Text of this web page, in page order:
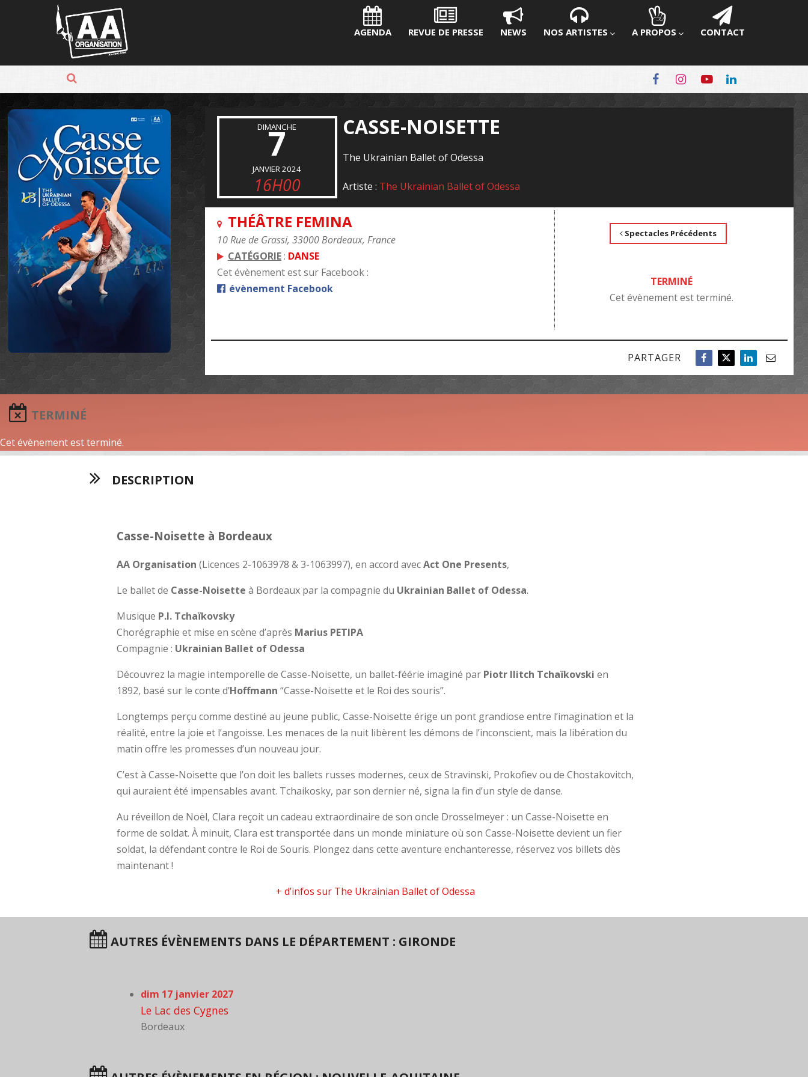
Panneau de gestion des cookies
AGENDA REVUE DE PRESSE NEWS NOS ARTISTES A PROPOS CONTACT
DIMANCHE
7
JANVIER 2024
16H00
CASSE-NOISETTE
The Ukrainian Ballet of Odessa
Artiste : The Ukrainian Ballet of Odessa
THÉÂTRE FEMINA
10 Rue de Grassi, 33000 Bordeaux, France
CATÉGORIE: DANSE
Cet évènement est sur Facebook :
évènement Facebook
Spectacles Précédents
TERMINÉ
Cet évènement est terminé.
PARTAGER
TERMINÉ
Cet évènement est terminé.
DESCRIPTION
Casse-Noisette à Bordeaux
AA Organisation (Licences 2-1063978 & 3-1063997), en accord avecAct One Presents,
Le ballet de Casse-Noisette à Bordeaux par la compagnie du Ukrainian Ballet of Odessa.
Musique P.I. Tchaïkovsky
Chorégraphie et mise en scène d’après Marius PETIPA
Compagnie : Ukrainian Ballet of Odessa
Découvrez la magie intemporelle de Casse-Noisette, un ballet-féérie imaginé par Piotr Ilitch Tchaïkovski en
1892, basé sur le conte d’Hoffmann “Casse-Noisette et le Roi des souris”.
Longtemps perçu comme destiné au jeune public, Casse-Noisette érige un pont grandiose entre l’imagination et la
réalité, entre la joie et l’angoisse. Les menaces de la nuit libèrent les démons de l’inconscient, mais la libération du
matin offre les promesses d’un nouveau jour.
C’est à Casse-Noisette que l’on doit les ballets russes modernes, ceux de Stravinski, Prokofiev ou de Chostakovitch,
qui auraient été impensables avant. Tchaikosky, par son dernier né, signa la fin d’un style de danse.
Au réveillon de Noël, Clara reçoit un cadeau extraordinaire de son oncle Drosselmeyer : un Casse-Noisette en
forme de soldat. À minuit, Clara est transportée dans un monde miniature où son Casse-Noisette devient un fier
soldat, la défendant contre le Roi de Souris. Plongez dans cette aventure enchanteresse, réservez vos billets dès
maintenant !
+ d’infos sur The Ukrainian Ballet of Odessa
AUTRES ÉVÈNEMENTS DANS LE DÉPARTEMENT : GIRONDE
dim 17 janvier 2027
Le Lac des Cygnes
Bordeaux